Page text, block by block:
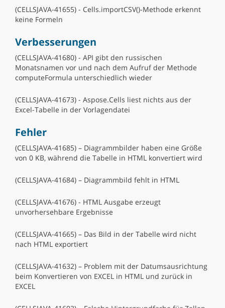
(CELLSJAVA-41655) - Cells.importCSV()-Methode erkennt
keine Formeln
Verbesserungen
(CELLSJAVA-41680) - API gibt den russischen
Monatsnamen vor und nach dem Aufruf der Methode
computeFormula unterschiedlich wieder
(CELLSJAVA-41673) - Aspose.Cells liest nichts aus der
Excel-Tabelle in der Vorlagendatei
Fehler
(CELLSJAVA-41685) – Diagrammbilder haben eine Größe
von 0 KB, während die Tabelle in HTML konvertiert wird
(CELLSJAVA-41684) – Diagrammbild fehlt in HTML
(CELLSJAVA-41676) - HTML Ausgabe erzeugt
unvorhersehbare Ergebnisse
(CELLSJAVA-41665) – Das Bild in der Tabelle wird nicht
nach HTML exportiert
(CELLSJAVA-41632) – Problem mit der Datumsausrichtung
beim Konvertieren von EXCEL in HTML und zurück in
EXCEL